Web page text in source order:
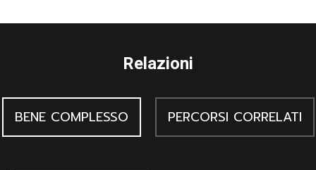
Relazioni
BENE COMPLESSO PERCORSI CORRELATI